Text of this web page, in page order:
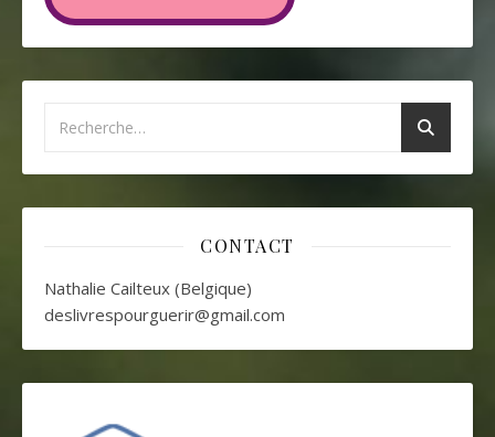
CONTACT
Nathalie Cailteux (Belgique)
deslivrespourguerir@gmail.com